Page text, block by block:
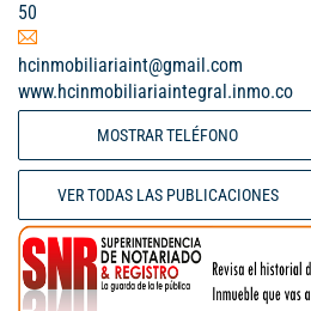
50
hcinmobiliariaint@gmail.com
www.hcinmobiliariaintegral.inmo.co
MOSTRAR TELÉFONO
VER TODAS LAS PUBLICACIONES